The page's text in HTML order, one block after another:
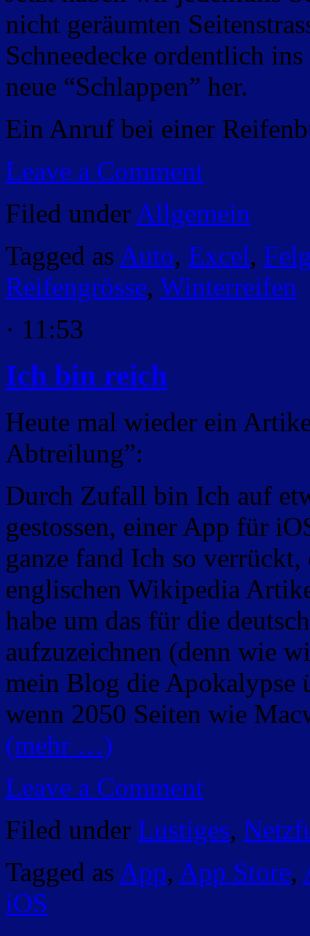
nicht geräumten
Schneedecke ordentlich
neue “Schlappen” her.
Ein Anruf bei einer
Leave a Comment
Filed under Allgemein
Tagged as Auto, Excel,
Reifengrösse, Winterreifen
· 11:53
Ich bin reich
Heute mal wieder ein
Abtreilung”:
Durch Zufall bin Ich auf
gestossen, einer App für
ganze fand Ich so
englischen Wikipedia
habe um das für die
aufzuzeichnen (denn wie
mein Blog die Apokalypse
wenn 2050 Seiten wie
(mehr …)
Leave a Comment
Filed under Lustiges,
Tagged as App, App Store,
iOS